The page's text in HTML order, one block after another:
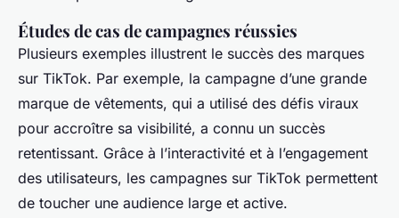
Études de cas de campagnes réussies
Plusieurs exemples illustrent le succès des marques
sur TikTok. Par exemple, la campagne d’une grande
marque de vêtements, qui a utilisé des défis viraux
pour accroître sa visibilité, a connu un succès
retentissant. Grâce à l’interactivité et à l’engagement
des utilisateurs, les campagnes sur TikTok permettent
de toucher une audience large et active.